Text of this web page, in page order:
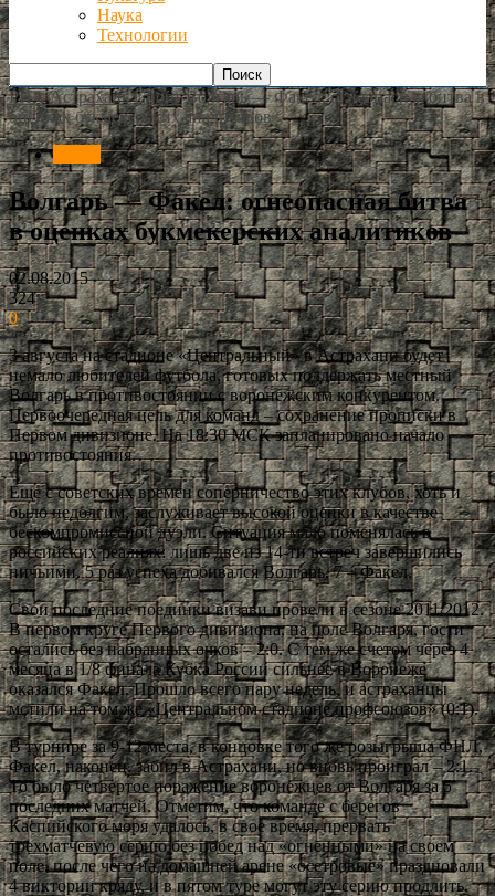
Наука
Технологии
РИА Астрахань Спорт Волгарь — Факел: огнеопасная битва в
оценках букмекерских аналитиков
Волгарь — Факел: огнеопасная битва
в оценках букмекерских аналитиков
02.08.2015
324
0
3 августа на стадионе «Центральный» в Астрахани будет
немало любителей футбола, готовых поддержать местный
Волгарь в противостоянии с воронежским конкурентом.
Первоочередная цель для команд – сохранение прописки в
Первом дивизионе. На 18:30 МСК запланировано начало
противостояния.
Еще с советских времен соперничество этих клубов, хоть и
было недолгим, заслуживает высокой оценки в качестве
бескомпромиссной дуэли. Ситуация мало поменялась в
российских реалиях: лишь две из 14-ти встреч завершились
ничьими. 5 раз успеха добивался Волгарь, 7 – Факел.
Свои последние поединки визави провели в сезоне 2011/2012.
В первом круге Первого дивизиона, на поле Волгаря, гости
остались без набранных очков – 2:0. С тем же счетом через 4
месяца в 1/8 финала Кубка России сильнее в Воронеже
оказался Факел. Прошло всего пару недель, и астраханцы
мстили на том же «Центральном стадионе профсоюзов» (0:1).
В турнире за 9-12 места, в концовке того же розыгрыша ФНЛ,
Факел, наконец, забил в Астрахани, но вновь проиграл – 2:1.
То было четвертое поражение воронежцев от Волгаря за 5
последних матчей. Отметим, что команде с берегов
Каспийского моря удалось, в свое время, прервать
трехматчевую серию без побед над «огненными» на своем
поле, после чего на домашней арене «осетровые» праздновали
4 виктории кряду, и в пятом туре могут эту серию продлить.